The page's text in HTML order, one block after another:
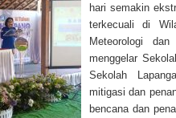
hari semakin
terkecuali di
Meteorologi
menggelar
Sekolah
mitigasi dan
bencana dan